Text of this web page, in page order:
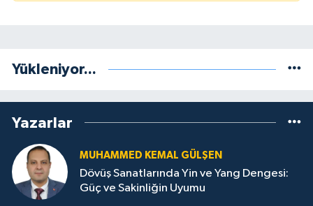
Yükleniyor...
Yazarlar
MUHAMMED KEMAL GÜLŞEN
Dövüş Sanatlarında Yin ve Yang Dengesi:
Güç ve Sakinliğin Uyumu